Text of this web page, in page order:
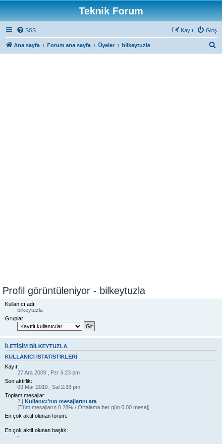
Teknik Forum
SSS Giriş
Kayıt
Ana sayfa Forum ana sayfa Üyeler bilkeytuzla
Profil görüntüleniyor - bilkeytuzla
Kullanıcı adı:
bilkeytuzla
Gruplar:
İLETIŞIM BILKEYTUZLA
KULLANICI ISTATISTIKLERI
Kayıt:
27 Ara 2009 , Pzr 6:23 pm
Son aktiflik:
09 Mar 2010 , Sal 2:33 pm
Toplam mesajlar:
2 | Kullanıcı’nın mesajlarını ara
(Tüm mesajların 0.28% / Ortalama her gün 0.00 mesaj)
En çok aktif olunan forum:
-
En çok aktif olunan başlık:
-